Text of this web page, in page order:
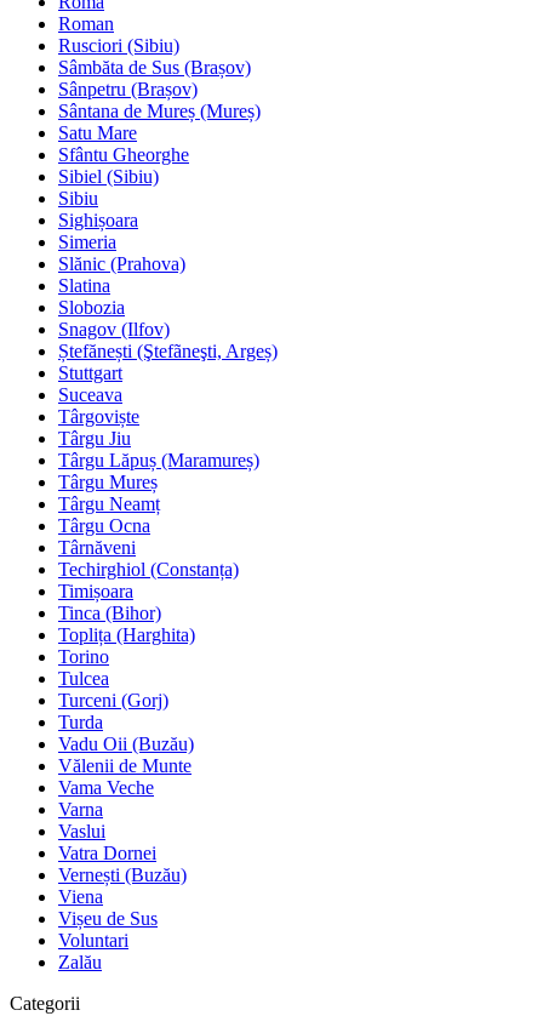
Roman
Rusciori (Sibiu)
Sâmbăta de Sus (Brașov)
Sânpetru (Brașov)
Sântana de Mureș (Mureș)
Satu Mare
Sfântu Gheorghe
Sibiel (Sibiu)
Sibiu
Sighișoara
Simeria
Slănic (Prahova)
Slatina
Slobozia
Snagov (Ilfov)
Ștefănești (Ştefãneşti, Argeș)
Stuttgart
Suceava
Târgoviște
Târgu Jiu
Târgu Lăpuș (Maramureș)
Târgu Mureș
Târgu Neamț
Târgu Ocna
Târnăveni
Techirghiol (Constanța)
Timișoara
Tinca (Bihor)
Toplița (Harghita)
Torino
Tulcea
Turceni (Gorj)
Turda
Vadu Oii (Buzău)
Vălenii de Munte
Vama Veche
Varna
Vaslui
Vatra Dornei
Vernești (Buzău)
Viena
Vișeu de Sus
Voluntari
Zalău
Categorii